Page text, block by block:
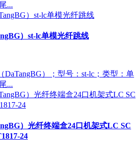
...
）st-lc单模光纤跳线
DaTangBG）；型号：st-lc；类型：单
...
）光纤终端盒24口机架式LC SC
24